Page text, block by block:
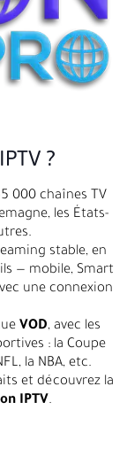
?
000 chaînes TV
les États-
stable, en
— mobile, Smart
une connexion
VOD, avec les
: la Coupe
la NBA, etc.
et découvrez la
IPTV.